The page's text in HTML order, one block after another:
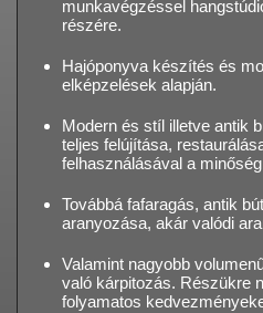
munkavégzéssel
részére.
Hajóponyva készítés és
elképzelések alapján.
Modern és stíl illetve antik
teljes felújítása,
felhasználásával a
Továbbá fafaragás, antik
aranyozása, akár valódi
Valamint nagyobb
való kárpitozás. Részükre
folyamatos